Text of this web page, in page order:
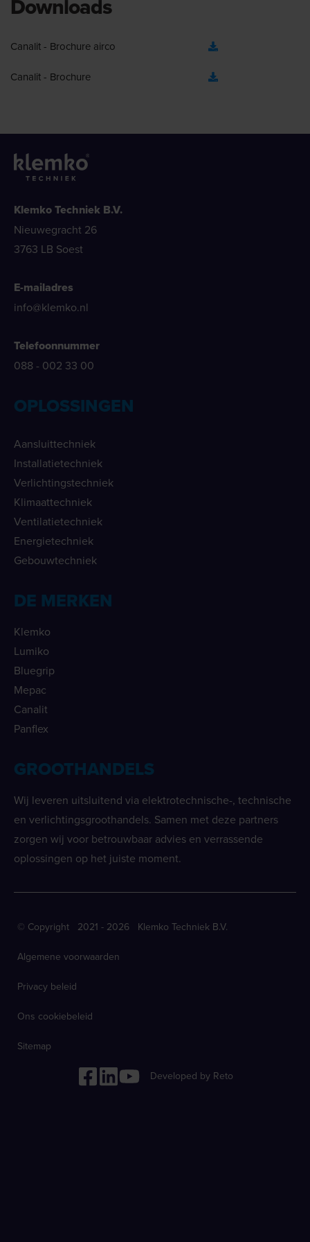
Downloads
Canalit - Brochure airco
Canalit - Brochure
Klemko Techniek B.V.
Nieuwegracht 26
3763 LB Soest
E-mailadres
info@klemko.nl
Telefoonnummer
088 - 002 33 00
OPLOSSINGEN
Aansluittechniek
Installatietechniek
Verlichtingstechniek
Klimaattechniek
Ventilatietechniek
Energietechniek
Gebouwtechniek
DE MERKEN
Klemko
Lumiko
Bluegrip
Mepac
Canalit
Panflex
GROOTHANDELS
Wij leveren uitsluitend via elektrotechnische-, technische
en verlichtingsgroothandels. Samen met deze partners
zorgen wij voor betrouwbaar advies en verrassende
oplossingen op het juiste moment.
© Copyright 2021 - 2026 Klemko Techniek B.V.
Algemene voorwaarden
Privacy beleid
Ons cookiebeleid
Sitemap
Developed by Reto